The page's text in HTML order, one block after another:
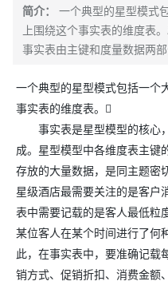
简介：
一个典型的星型模式
上围绕这个事实表的维度
事实表由主键和度量数据两部
一个典型的星型模式包括一个
事实表的维度表。
事实表是星型模型的核心，
成。星型模型中各维度表主键
存放的大量数据，是同主题密
星级酒店最需要关注的是客户
表中需要记载的是客人最低粒
某位客人在某个时间进行了何
此，在事实表中，要准确记载
销方式、促销折扣、消费金额